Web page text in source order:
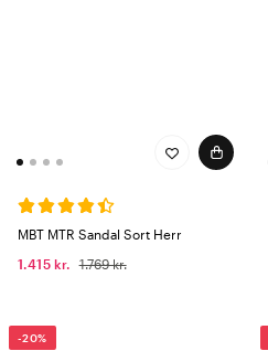
MBT MTR Sandal Sort Herr
1.415 kr.
1.769 kr.
-20%